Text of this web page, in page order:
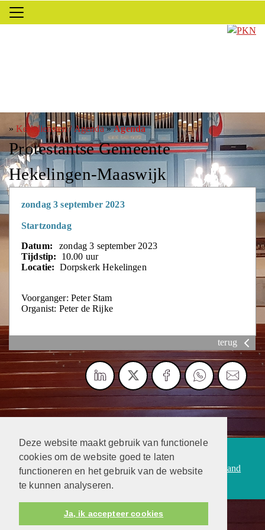
Deze website maakt gebruik van functionele
cookies om de website goed te laten
functioneren en het gebruik van de website
te kunnen analyseren.
Ja, ik accepteer cookies
»Kerkdiensten / Agenda»Agenda
Protestantse Gemeente
Hekelingen-Maaswijk
zondag 3 september 2023
Startzondag
Datum:
zondag 3 september 2023
Tijdstip:
10.00 uur
Locatie: Dorpskerk Hekelingen
Voorganger: Peter Stam
Organist: Peter de Rijke
terug
Protestantsekerk.net is een samenwerking tussen de
dienstenorganisatie van deProtestantse Kerk in Nederland
enHuman Content Mediaproducties B.V.